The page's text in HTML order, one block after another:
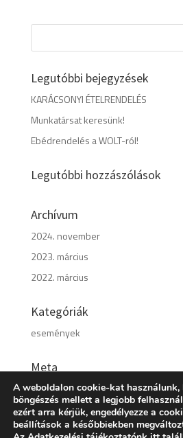
Legutóbbi bejegyzések
KARÁCSONYI ÉTELRENDELÉS
Munkatársat keresünk!
Ebédrendelés a WOLT-ról!
Legutóbbi hozzászólások
Archívum
2024. november
2023. március
2022. március
Kategóriák
események
Meta
Bejelentkezés
Bejegyzések hírcsatorna
Hozzászólások hírcsatorna
A weboldalon cookie-kat használunk,
böngészés mellett a legjobb
ezért arra kérjük, engedélyezze a
beállítások a későbbiekben